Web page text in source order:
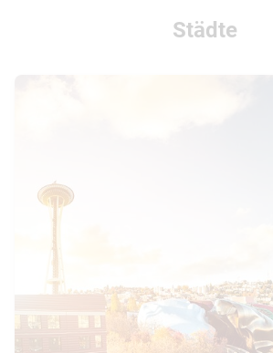
Städte